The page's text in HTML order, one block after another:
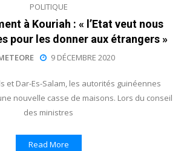
POLITIQUE
à Kouriah : « l’Etat veut nous
pour les donner aux étrangers »
9 DÉCEMBRE 2020
et Dar-Es-Salam, les autorités guinéennes
nouvelle casse de maisons. Lors du conseil
des ministres
Read More